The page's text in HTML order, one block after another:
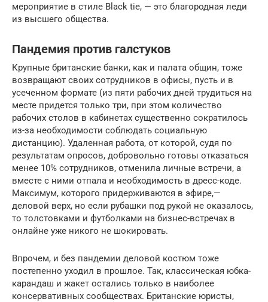
мероприятие в стиле Black tie, — это благородная леди
из высшего общества.
Пандемия против галстуков
Крупные британские банки, как и палата общин, тоже
возвращают своих сотрудников в офисы, пусть и в
усеченном формате (из пяти рабочих дней трудиться на
месте придется только три, при этом количество
рабочих столов в кабинетах существенно сократилось
из-за необходимости соблюдать социальную
дистанцию). Удаленная работа, от которой, судя по
результатам опросов, добровольно готовы отказаться
менее 10% сотрудников, отменила личные встречи, а
вместе с ними отпала и необходимость в дресс-коде.
Максимум, которого придерживаются в эфире,—
деловой верх, но если рубашки под рукой не оказалось,
то толстовками и футболками на бизнес-встречах в
онлайне уже никого не шокировать.
Впрочем, и без пандемии деловой костюм тоже
постепенно уходил в прошлое. Так, классическая юбка-
карандаш и жакет остались только в наиболее
консервативных сообществах. Британские юристы,